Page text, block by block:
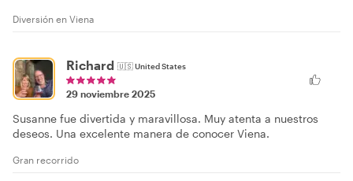
Diversión en Viena
Richard 🇺🇸United States
29 noviembre 2025
Susanne fue divertida y maravillosa. Muy atenta a nuestros
deseos. Una excelente manera de conocer Viena.
Gran recorrido